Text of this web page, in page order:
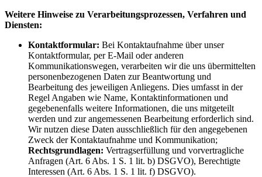
Weitere Hinweise zu Verarbeitungsprozessen, Verfahren und
Diensten:
Kontaktformular: Bei Kontaktaufnahme über unser
Kontaktformular, per E-Mail oder anderen
Kommunikationswegen, verarbeiten wir die uns übermittelten
personenbezogenen Daten zur Beantwortung und
Bearbeitung des jeweiligen Anliegens. Dies umfasst in der
Regel Angaben wie Name, Kontaktinformationen und
gegebenenfalls weitere Informationen, die uns mitgeteilt
werden und zur angemessenen Bearbeitung erforderlich sind.
Wir nutzen diese Daten ausschließlich für den angegebenen
Zweck der Kontaktaufnahme und Kommunikation;
Rechtsgrundlagen: Vertragserfüllung und vorvertragliche
Anfragen (Art. 6 Abs. 1 S. 1 lit. b) DSGVO), Berechtigte
Interessen (Art. 6 Abs. 1 S. 1 lit. f) DSGVO).